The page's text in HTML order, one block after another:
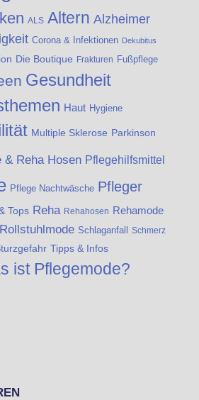
ALS Altern Alzheimer
Corona & Infektionen Dekubitus
Die Boutique Frakturen Fußpflege
Gesundheit
Haut Hygiene
Multiple Sklerose Parkinson
& Reha Hosen Pflegehilfsmittel
Pflege Nachtwäsche Pfleger
Tops Reha Rehahosen Rehamode
Rollstuhlmode Schlaganfall Schmerz
Tipps & Infos
ist Pflegemode?